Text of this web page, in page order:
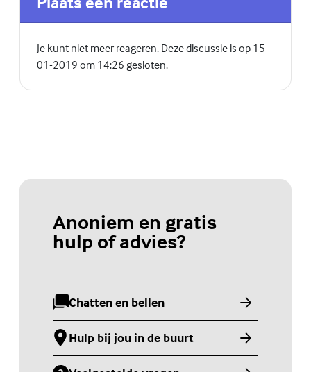
Je kunt niet meer reageren. Deze discussie is op 15-
01-2019 om 14:26 gesloten.
Anoniem en gratis
hulp of advies?
Chatten en bellen
(Externe link)
Hulp bij jou in de buurt
(Externe link)